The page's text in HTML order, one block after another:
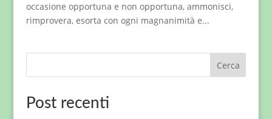
occasione opportuna e non opportuna, ammonisci,
rimprovera, esorta con ogni magnanimità e...
Cerca
Post recenti